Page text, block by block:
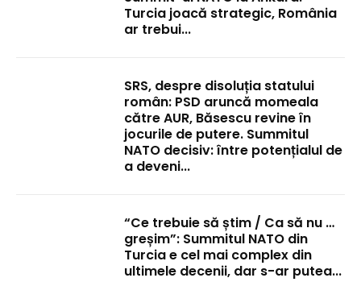
Turcia joacă strategic, România
ar trebui...
SRS, despre disoluția statului
român: PSD aruncă momeala
către AUR, Băsescu revine în
jocurile de putere. Summitul
NATO decisiv: între potențialul de
a deveni...
“Ce trebuie să știm / Ca să nu …
greșim”: Summitul NATO din
Turcia e cel mai complex din
ultimele decenii, dar s-ar putea...